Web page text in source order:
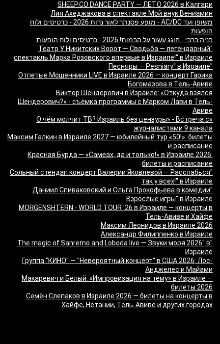
SHEEP.CO DANCE PARTY — ЛЕТО 2026 в Калгари
Лия Ахеджакова в спектакле Мой внук Вениамин
משופן ועד AC/DC - מופע פסנתר לאור נרות 2026 - כרטיסים ולוח
הופעות
בניה ברבי - חוגג עשור על הבמות! 2026 - כרטיסים ולוח הופעות
"Театр У Никитских Ворот — Свадьба — легендарный
спектакль Марка Розовского впервые в Израиле!" в Израиле
"Песняры — Pesniary" в Израиле
Отпетые Мошенники LIVE в Израиле 2026 — концерт Гарика
Богомазова в Тель-Авиве
Виктор Шендерович в Израиле: «Откуда взялся
Шендерович?» - съёмка программы с Марком Лави в Тель-
Авиве
«О чём молчит ТВ? Израиль без цензуры» - Встреча с
журналистами 9 канала
Максим Галкин в Израиле 2027 — юбилейный тур «50!»: билеты
и расписание
Красная Бурда — «Самеах, да и только!» в Израиле 2026:
билеты и расписание
"Сольный стендап концерт Валерии Яковлевой — Расслабься
так у всех!" в Израиле
"Даниил Спиваковский и Ольга Прокофьева в комедии
Взрослые игры" в Израиле
MORGENSHTERN - WORLD TOUR '26 в Израиле — концерты в
Тель-Авиве и Хайфе
Максим Леонидов в Израиле 2026
Александр Филиппенко в Израиле
"The magic of Sanremo and Loboda live — Звуки моря 2026" в
Израиле
Группа "КИНО" — "Невероятный концерт" в США 2026: Лос-
Анджелес и Майами
Макаревич и Белый: «Импровизация на тему» в Израиле —
билеты 2026
Семён Слепаков в Израиле 2026 — билеты на концерты в
Хайфе, Нетании, Тель-Авиве и других городах